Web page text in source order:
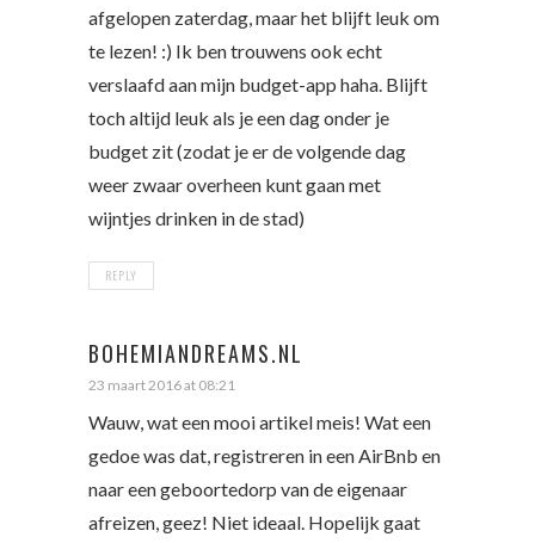
afgelopen zaterdag, maar het blijft leuk om
te lezen! :) Ik ben trouwens ook echt
verslaafd aan mijn budget-app haha. Blijft
toch altijd leuk als je een dag onder je
budget zit (zodat je er de volgende dag
weer zwaar overheen kunt gaan met
wijntjes drinken in de stad)
REPLY
BOHEMIANDREAMS.NL
23 maart 2016 at 08:21
Wauw, wat een mooi artikel meis! Wat een
gedoe was dat, registreren in een AirBnb en
naar een geboortedorp van de eigenaar
afreizen, geez! Niet ideaal. Hopelijk gaat